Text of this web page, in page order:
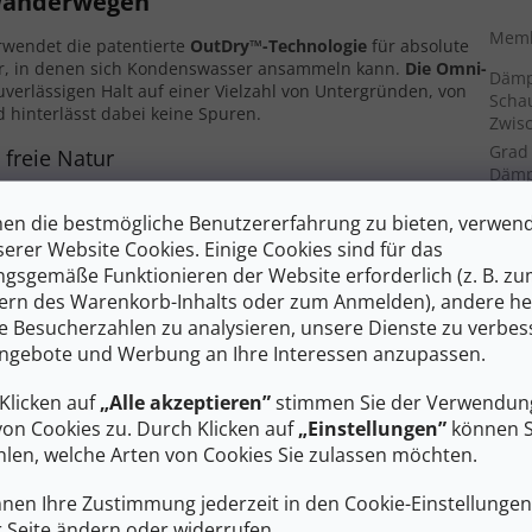
die bestmögliche Benutzererfahrung zu bieten,
Website Cookies. Einige Cookies sind für das
Funktionieren der Website erforderlich (z. B.
des Warenkorb-Inhalts oder zum Anmelden), andere
Besucherzahlen zu analysieren, unsere Dienste zu
und Werbung an Ihre Interessen anzupassen.
auf„Alle akzeptieren”stimmen Sie der
Cookies zu. Durch Klicken auf„Einstellungen” können
welche Arten von Cookies Sie zulassen möchten.
Ihre Zustimmung jederzeit in den Cookie-
die patentierte OutDry™-Technologie für absolute
denen sich Kondenswasser ansammeln kann. Die Omni-
Halt auf einer Vielzahl von Untergründen, von
hinterlässt dabei keine Spuren.
freie Natur
thermoplastischem Polyurethan an Zehen und Ferse für
Zonen der Dämpfung und Unterstützung für optimale
Geländetypen anpasst, von befestigten Straßen bis hin
sorgt auch nach längerem Gebrauch für gleichbleibenden
Halt, Wasserdichtigkeit und Grip für alle Ihre
zwischen ländlicher und städtischer Umgebung.
die Ergonomie von Wanderschuhen
standen langfristiger Komfort und die Vermeidung